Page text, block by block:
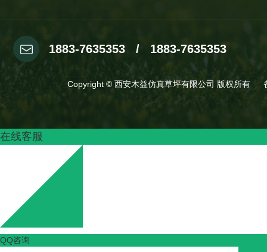
1883-7635353 / 1883-7635353
Copyright © 西安木益仿真草坪有限公司 版权所有
在线客服
QQ咨询